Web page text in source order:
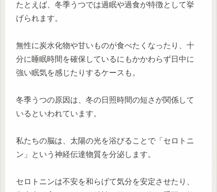
たとえば、冬季うつでは過眠や過食が特徴として挙
げられます。
無性に炭水化物や甘いものが食べたくなったり、十
分に睡眠時間を確保しているにもかかわらず日中に
強い眠気を感じたりするケースも。
冬季うつの原因は、冬の日照時間の短さが関係して
いるといわれています。
私たちの脳は、太陽の光を浴びることで「セロトニ
ン」という神経伝達物質を分泌します。
セロトニンは不安を和らげて気分を安定させたり、